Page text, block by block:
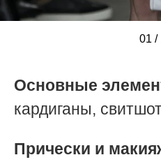
01 //////////
////
Основные
кардиганы,
Прически и